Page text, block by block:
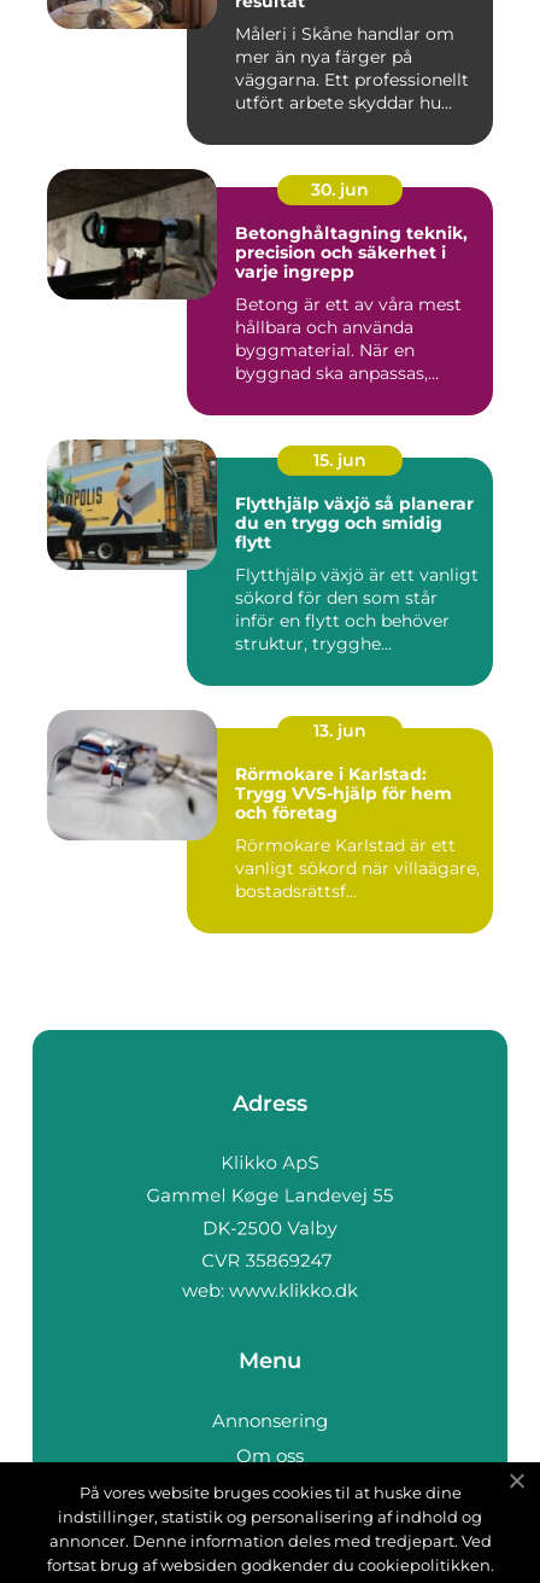
Måleri i Skåne handlar om
mer än nya färger på
väggarna. Ett professionellt
utfört arbete skyddar hu...
30. jun
Betonghåltagning teknik,
precision och säkerhet i
varje ingrepp
Betong är ett av våra mest
hållbara och använda
byggmaterial. När en
byggnad ska anpassas,
15. jun
Flytthjälp växjö så planerar
du en trygg och smidig
flytt
Flytthjälp växjö är ett vanligt
sökord för den som står
inför en flytt och behöver
struktur, trygghe...
13. jun
Rörmokare i Karlstad:
Trygg VVS-hjälp för hem
och företag
Rörmokare Karlstad är ett
vanligt sökord när villaägare,
bostadsrättsf...
Adress
web: www.klikko.dk
Menu
Annonsering
Om oss
Cookies
Kontakta oss
Sitemap
På vores website bruges cookies til at huske dine
indstillinger, statistik og personalisering af indhold og
annoncer. Denne information deles med tredjepart. Ved
fortsat brug af websiden godkender du cookiepolitikken.